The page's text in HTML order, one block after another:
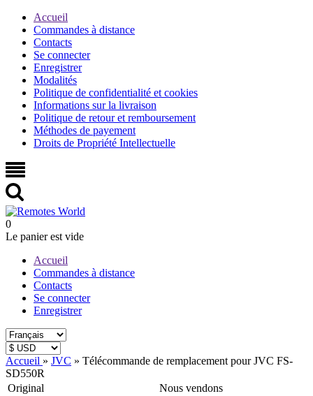
Accueil
Commandes à distance
Contacts
Se connecter
Enregistrer
Modalités
Politique de confidentialité et cookies
Informations sur la livraison
Politique de retour et remboursement
Méthodes de payement
Droits de Propriété Intellectuelle
0
Le panier est vide
Accueil
Commandes à distance
Contacts
Se connecter
Enregistrer
Accueil » JVC » Télécommande de remplacement pour JVC FS-
SD550R
Original
Nous vendons